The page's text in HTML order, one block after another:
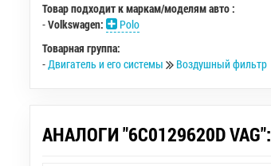
Товар подходит к маркам/моделям авто :
-Volkswagen:
Polo
Товарная группа:
-Двигатель и его системы Воздушный фильтр
АНАЛОГИ "6C0129620D VAG":